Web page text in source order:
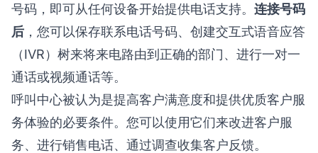
号码，即可从任何设备开始提供电话支持。 连接号码
后 ，您可以保存联系电话号码、创建交互式语音应答
（IVR）树来将来电路由到正确的部门、进行一对一
通话或视频通话等。
呼叫中心被认为是提高客户满意度和提供优质客户服
务体验的必要条件。您可以使用它们来改进客户服
务、进行销售电话、通过调查收集客户反馈。